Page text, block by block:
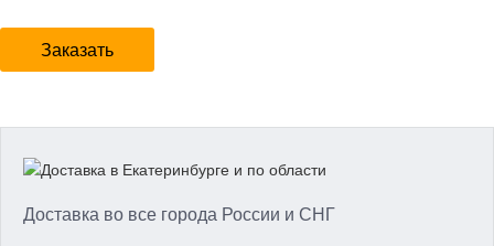
Заказать
Доставка во все города России и СНГ